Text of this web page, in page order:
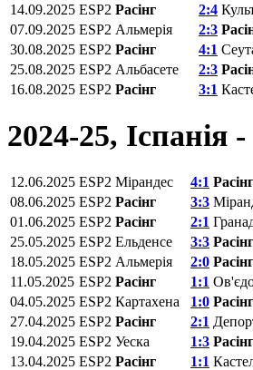
14.09.2025 ESP2 Расінг 2:4
07.09.2025 ESP2 Альмерія 2:3
30.08.2025 ESP2 Расінг 4:1
25.08.2025 ESP2 Альбасете 2:3
16.08.2025 ESP2 Расінг 3:1
2024-25, Іспанія
12.06.2025 ESP2 Мірандес 4:1 Расінг
08.06.2025 ESP2 Расінг 3:3
01.06.2025 ESP2 Расінг 2:1
25.05.2025 ESP2 Ельденсе 3:3 Расінг
18.05.2025 ESP2 Альмерія 2:0 Расінг
11.05.2025 ESP2 Расінг 1:1
04.05.2025 ESP2 Картахена 1:0 Расінг
27.04.2025 ESP2 Расінг 2:1
19.04.2025 ESP2 Уеска 1:3 Расінг
13.04.2025 ESP2 Расінг 1:1